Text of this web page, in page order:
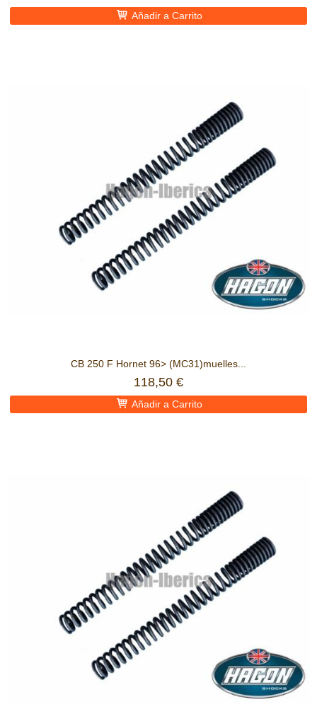
Añadir a Carrito
CB 250 F Hornet 96> (MC31)muelles...
118,50 €
Añadir a Carrito